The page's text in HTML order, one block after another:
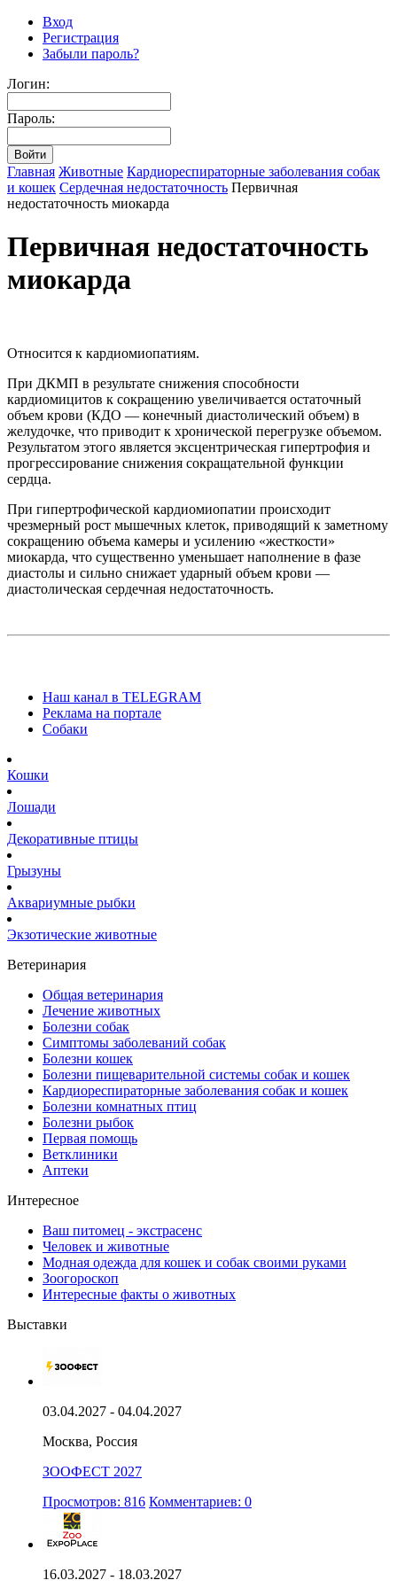
Вход
Регистрация
Забыли пароль?
Логин:
Пароль:
Главная Животные Кардиореспираторные заболевания собак
и кошек Сердечная недостаточность Первичная
недостаточность миокарда
Первичная недостаточность
миокарда
Относится к кардиомиопатиям.
При ДКМП в результате снижения способности
кардиомицитов к сокращению увеличивается остаточный
объем крови (КДО — конечный диастолический объем) в
желудочке, что приводит к хронической перегрузке объемом.
Результатом этого является эксцентрическая гипертрофия и
прогрессирование снижения сокращательной функции
сердца.
При гипертрофической кардиомиопатии происходит
чрезмерный рост мышечных клеток, приводящий к заметному
сокращению объема камеры и усилению «жесткости»
миокарда, что существенно уменьшает наполнение в фазе
диастолы и сильно снижает ударный объем крови —
диастолическая сердечная недостаточность.
Наш канал в TELEGRAM
Реклама на портале
Собаки
Кошки
Лошади
Декоративные птицы
Грызуны
Аквариумные рыбки
Экзотические животные
Ветеринария
Общая ветеринария
Лечение животных
Болезни собак
Симптомы заболеваний собак
Болезни кошек
Болезни пищеварительной системы собак и кошек
Кардиореспираторные заболевания собак и кошек
Болезни комнатных птиц
Болезни рыбок
Первая помощь
Ветклиники
Аптеки
Интересное
Ваш питомец - экстрасенс
Человек и животные
Модная одежда для кошек и собак своими руками
Зоогороскоп
Интересные факты о животных
Выставки
03.04.2027 - 04.04.2027
Москва, Россия
ЗООФЕСТ 2027
Просмотров: 816 Комментариев: 0
16.03.2027 - 18.03.2027